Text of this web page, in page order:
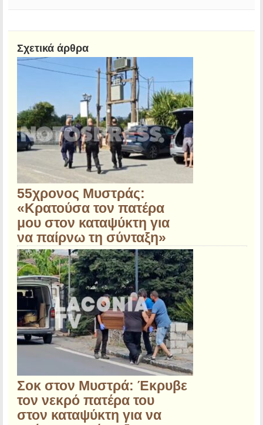
Σχετικά άρθρα
55χρονος Μυστράς:
«Κρατούσα τον πατέρα
μου στον καταψύκτη για
να παίρνω τη σύνταξη»
Σοκ στον Μυστρά: Έκρυβε
τον νεκρό πατέρα του
στον καταψύκτη για να